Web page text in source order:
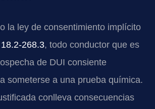
la ley de consentimiento implícito
268.3, todo conductor que es
de DUI consiente
someterse a una prueba química.
conlleva consecuencias